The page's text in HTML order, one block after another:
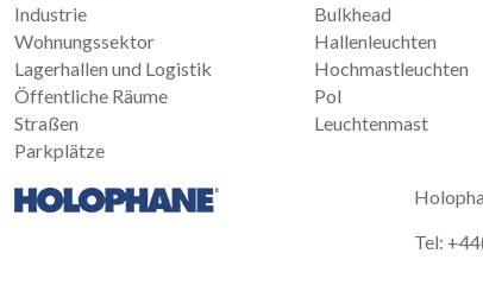
Industrie
Wohnungssektor
Lagerhallen und Logistik
Öffentliche Räume
Straßen
Parkplätze
Bulkhead
Hallenleuchten
Hochmastleuchten
Pol
Leuchtenmast
Tel: